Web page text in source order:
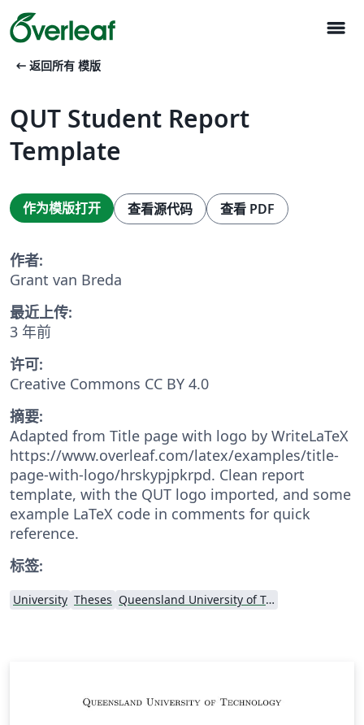
menu
arrow_left_alt 返回所有 模版
QUT Student Report
Template
作为模版打开 查看源代码 查看 PDF
作者:
Grant van Breda
最近上传:
3 年前
许可:
Creative Commons CC BY 4.0
摘要:
Adapted from Title page with logo by WriteLaTeX
https://www.overleaf.com/latex/examples/title-
page-with-logo/hrskypjpkrpd. Clean report
template, with the QUT logo imported, and some
example LaTeX code in comments for quick
reference.
标签:
University Theses Queensland University of Technology